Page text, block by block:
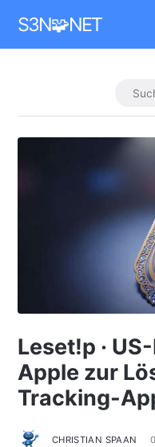
S3N🧩NET
Leset!p ·
Apple zur
Tracking-
CHRISTIAN SPAAN